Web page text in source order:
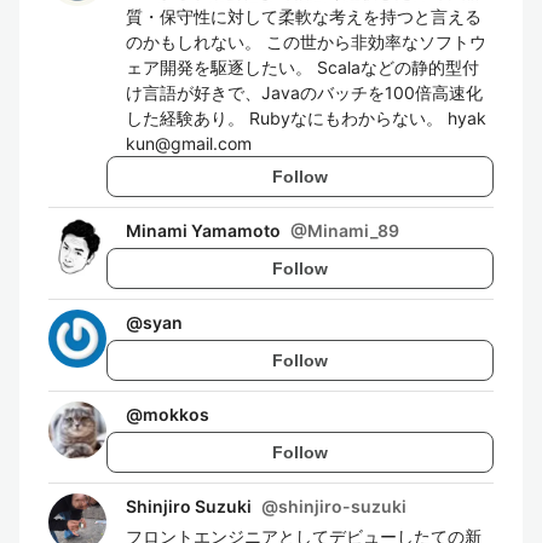
質・保守性に対して柔軟な考えを持つと言える
のかもしれない。 この世から非効率なソフトウ
ェア開発を駆逐したい。 Scalaなどの静的型付
け言語が好きで、Javaのバッチを100倍高速化
した経験あり。 Rubyなにもわからない。 hyak
kun@gmail.com
Follow
Minami Yamamoto @Minami_89
Follow
@syan
Follow
@mokkos
Follow
Shinjiro Suzuki @shinjiro-suzuki
フロントエンジニアとしてデビューしたての新